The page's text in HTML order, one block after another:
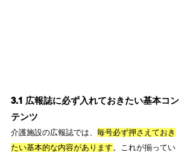
3.1 広報誌に必ず入れておきたい基本コン
テンツ
介護施設の広報誌では、 毎号必ず押さえておき
たい基本的な内容があります。これが揃ってい